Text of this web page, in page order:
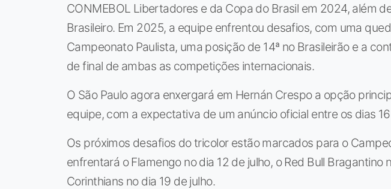
CONMEBOL Libertadores e da Copa do Brasil em 2024, além
Brasileiro. Em 2025, a equipe enfrentou desafios, com uma
Campeonato Paulista, uma posição de 14ª no Brasileirão e a
de final de ambas as competições internacionais.
O São Paulo agora enxergará em Hernán Crespo a opção
equipe, com a expectativa de um anúncio oficial entre os dias
Os próximos desafios do tricolor estão marcados para o
enfrentará o Flamengo no dia 12 de julho, o Red Bull Bragantino
Corinthians no dia 19 de julho.